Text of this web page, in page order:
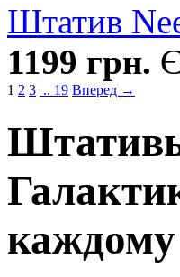
Штатив
1199 грн.
1 2 3 .. 19 Вперед →
каждому